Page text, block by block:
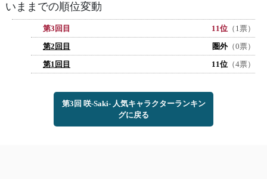
いままでの順位変動
第3回目 11位 （1票）
第2回目
圏外（0票）
第1回目
11位 （4票）
第3回 咲-Saki- 人気キャラクターランキン
グに戻る